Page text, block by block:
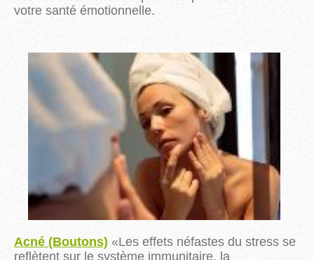
votre santé émotionnelle.
Acné (Boutons) «Les effets néfastes du stress se
reflètent sur le système immunitaire, la